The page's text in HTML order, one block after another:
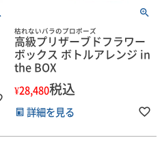
枯れないバラのプロポーズ
高級プリザーブドフラワー
ボックス ボトルアレンジ in
the BOX
¥28,480税込
詳細を見る